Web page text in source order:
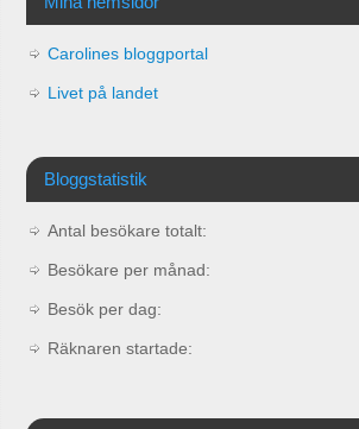
Carolines bloggportal
Livet på landet
Bloggstatistik
Antal besökare totalt:
Besökare per månad:
Besök per dag:
Räknaren startade: